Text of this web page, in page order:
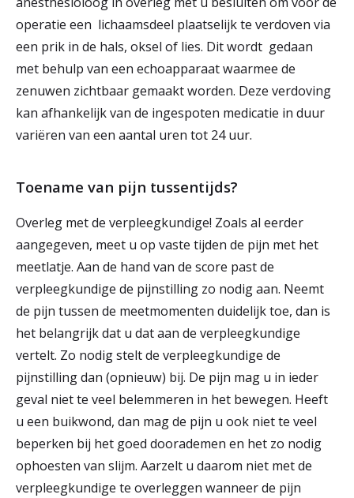
operatie een lichaamsdeel plaatselijk te verdoven via
een prik in de hals, oksel of lies. Dit wordt gedaan
met behulp van een echoapparaat waarmee de
zenuwen zichtbaar gemaakt worden. Deze verdoving
kan afhankelijk van de ingespoten medicatie in duur
variëren van een aantal uren tot 24 uur.
Toename van pijn tussentijds?
Overleg met de verpleegkundige! Zoals al eerder
aangegeven, meet u op vaste tijden de pijn met het
meetlatje. Aan de hand van de score past de
verpleegkundige de pijnstilling zo nodig aan. Neemt
de pijn tussen de meetmomenten duidelijk toe, dan is
het belangrijk dat u dat aan de verpleegkundige
vertelt. Zo nodig stelt de verpleegkundige de
pijnstilling dan (opnieuw) bij. De pijn mag u in ieder
geval niet te veel belemmeren in het bewegen. Heeft
u een buikwond, dan mag de pijn u ook niet te veel
beperken bij het goed doorademen en het zo nodig
ophoesten van slijm. Aarzelt u daarom niet met de
verpleegkundige te overleggen wanneer de pijn